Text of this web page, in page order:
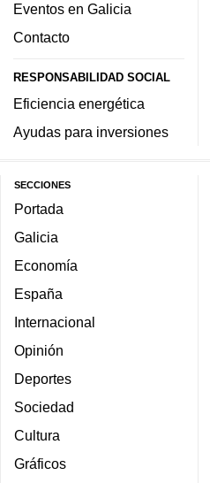
Eventos en Galicia
Contacto
RESPONSABILIDAD SOCIAL
Eficiencia energética
Ayudas para inversiones
SECCIONES
Portada
Galicia
Economía
España
Internacional
Opinión
Deportes
Sociedad
Cultura
Gráficos